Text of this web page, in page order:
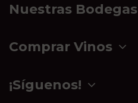
Nuestras Bodegas
Comprar Vinos
¡Síguenos!